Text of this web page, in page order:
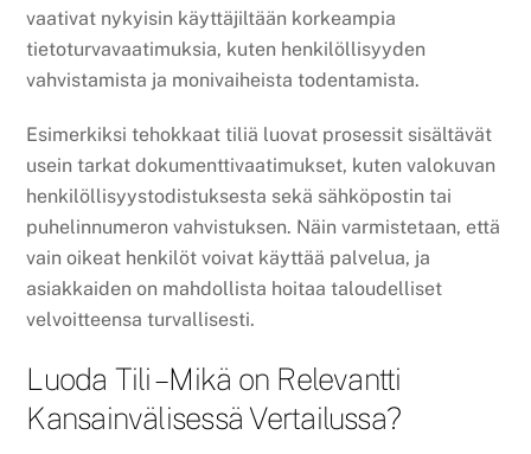
vaativat nykyisin käyttäjiltään korkeampia
tietoturvavaatimuksia, kuten henkilöllisyyden
vahvistamista ja monivaiheista todentamista.
Esimerkiksi tehokkaat tiliä luovat prosessit sisältävät
usein tarkat dokumenttivaatimukset, kuten valokuvan
henkilöllisyystodistuksesta sekä sähköpostin tai
puhelinnumeron vahvistuksen. Näin varmistetaan, että
vain oikeat henkilöt voivat käyttää palvelua, ja
asiakkaiden on mahdollista hoitaa taloudelliset
velvoitteensa turvallisesti.
Luoda Tili – Mikä on Relevantti
Kansainvälisessä Vertailussa?